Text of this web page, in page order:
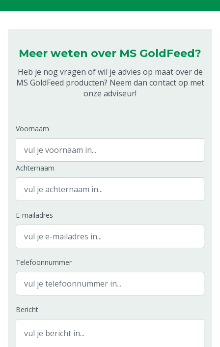
Meer weten over MS GoldFeed?
Heb je nog vragen of wil je advies op maat over de
MS GoldFeed producten? Neem dan contact op met
onze adviseur!
Voornaam
Achternaam
E-mailadres
Telefoonnummer
Bericht